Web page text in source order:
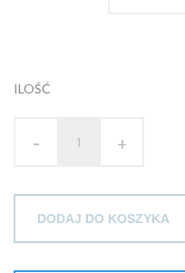
ILOŚĆ
- +
DODAJ DO KOSZYKA